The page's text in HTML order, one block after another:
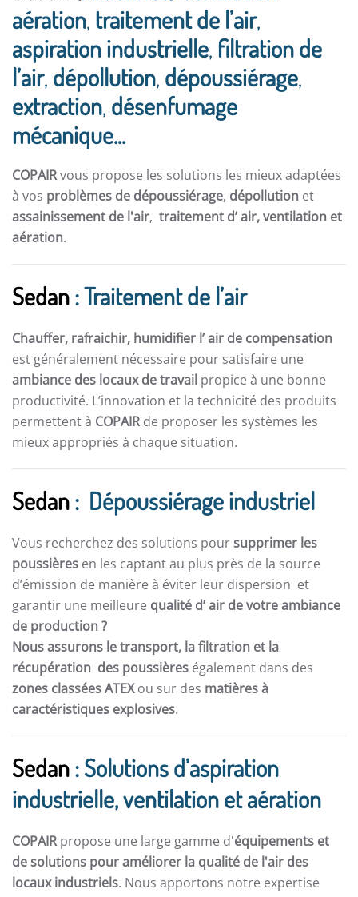
aération, traitement de l’air,
aspiration industrielle, filtration de
l’air, dépollution, dépoussiérage,
extraction, désenfumage
mécanique...
COPAIRvous propose les solutions les mieux adaptées
à vos problèmes de dépoussiérage, dépollution et
assainissement de l'air, traitement d’ air,ventilation et
aération.
Sedan: Traitement de l’air
Chauffer, rafraichir, humidifier l’ air de compensation
est généralement nécessaire pour satisfaire une
ambiance des locaux de travail propice à une bonne
productivité. L’innovation et la technicité des produits
permettent à COPAIRde proposer les systèmes les
mieux appropriés à chaque situation.
Sedan: Dépoussiérage industriel
Vous recherchez des solutions poursupprimer les
poussières en les captant au plus près de la source
d’émission de manière à éviter leur dispersion et
garantir une meilleure qualité d’ air de votre ambiance
de production ?
Nous assurons le transport, la filtration et la
récupération des poussières également dans des
zones classées ATEXou sur des matières à
caractéristiques explosives.
Sedan: Solutions d’aspiration
industrielle, ventilation et aération
COPAIRpropose une large gamme d'équipements et
de solutions pour améliorer la qualité de l'air des
locaux industriels. Nous apportons notre expertise